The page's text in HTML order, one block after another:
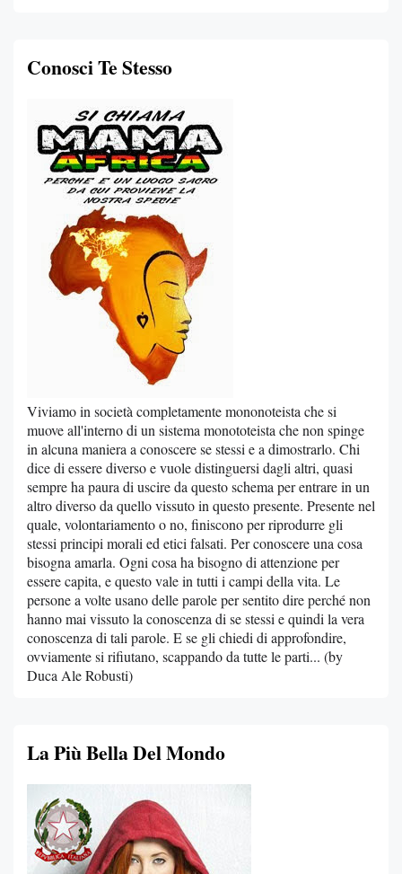
Conosci Te Stesso
Viviamo in società completamente mononoteista che si
muove all'interno di un sistema monototeista che non spinge
in alcuna maniera a conoscere se stessi e a dimostrarlo. Chi
dice di essere diverso e vuole distinguersi dagli altri, quasi
sempre ha paura di uscire da questo schema per entrare in un
altro diverso da quello vissuto in questo presente. Presente nel
quale, volontariamento o no, finiscono per riprodurre gli
stessi principi morali ed etici falsati. Per conoscere una cosa
bisogna amarla. Ogni cosa ha bisogno di attenzione per
essere capita, e questo vale in tutti i campi della vita. Le
persone a volte usano delle parole per sentito dire perché non
hanno mai vissuto la conoscenza di se stessi e quindi la vera
conoscenza di tali parole. E se gli chiedi di approfondire,
ovviamente si rifiutano, scappando da tutte le parti... (by
Duca Ale Robusti)
La Più Bella Del Mondo